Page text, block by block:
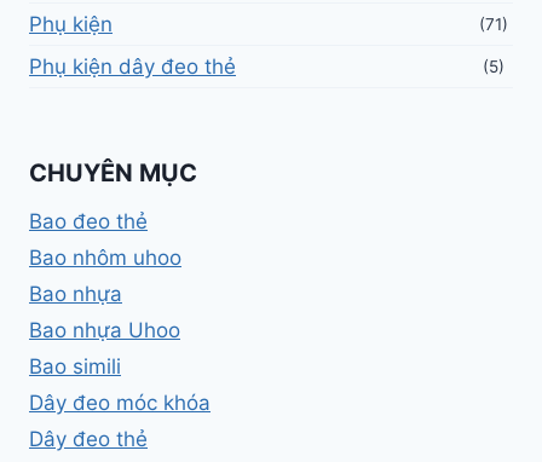
Phụ kiện (71)
Phụ kiện dây đeo thẻ (5)
CHUYÊN MỤC
Bao đeo thẻ
Bao nhôm uhoo
Bao nhựa
Bao nhựa Uhoo
Bao simili
Dây đeo móc khóa
Dây đeo thẻ